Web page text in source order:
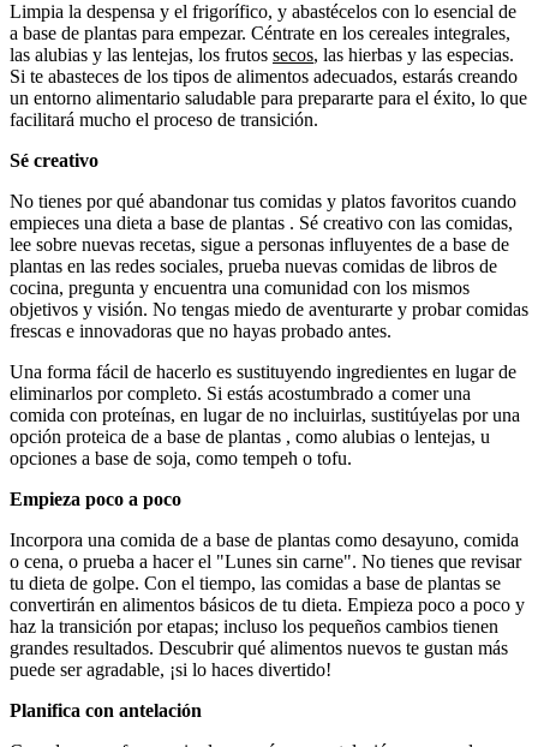
Limpia la despensa y el frigorífico, y abastécelos con lo esencial de
a base de plantas para empezar. Céntrate en los cereales integrales,
las alubias y las lentejas, los frutos secos, las hierbas y las especias.
Si te abasteces de los tipos de alimentos adecuados, estarás creando
un entorno alimentario saludable para prepararte para el éxito, lo que
facilitará mucho el proceso de transición.
Sé creativo
No tienes por qué abandonar tus comidas y platos favoritos cuando
empieces una dieta a base de plantas . Sé creativo con las comidas,
lee sobre nuevas recetas, sigue a personas influyentes de a base de
plantas en las redes sociales, prueba nuevas comidas de libros de
cocina, pregunta y encuentra una comunidad con los mismos
objetivos y visión. No tengas miedo de aventurarte y probar comidas
frescas e innovadoras que no hayas probado antes.
Una forma fácil de hacerlo es sustituyendo ingredientes en lugar de
eliminarlos por completo. Si estás acostumbrado a comer una
comida con proteínas, en lugar de no incluirlas, sustitúyelas por una
opción proteica de a base de plantas , como alubias o lentejas, u
opciones a base de soja, como tempeh o tofu.
Empieza poco a poco
Incorpora una comida de a base de plantas como desayuno, comida
o cena, o prueba a hacer el "Lunes sin carne". No tienes que revisar
tu dieta de golpe. Con el tiempo, las comidas a base de plantas se
convertirán en alimentos básicos de tu dieta. Empieza poco a poco y
haz la transición por etapas; incluso los pequeños cambios tienen
grandes resultados. Descubrir qué alimentos nuevos te gustan más
puede ser agradable, ¡si lo haces divertido!
Planifica con antelación